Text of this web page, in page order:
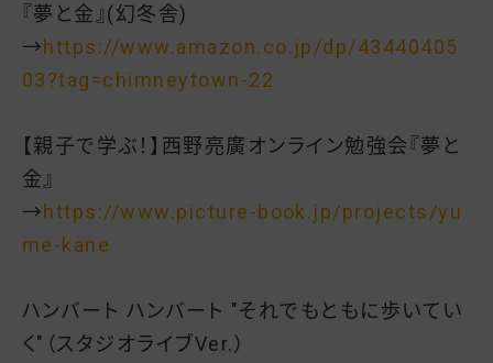
『夢と金』(幻冬舎)
→https://www.amazon.co.jp/dp/43440405
03?tag=chimneytown-22
【親子で学ぶ！】西野亮廣オンライン勉強会『夢と
金』
→https://www.picture-book.jp/projects/yu
me-kane
ハンバート ハンバート "それでもともに歩いてい
く"（スタジオライブVer.）